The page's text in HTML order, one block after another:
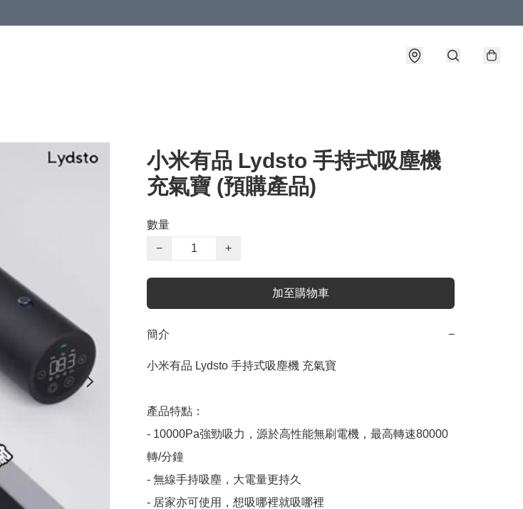
小米有品 Lydsto 手持式吸塵機
充氣寶 (預購產品)
數量
−
+
加至購物車
簡介 −
小米有品 Lydsto 手持式吸塵機 充氣寶
產品特點：
- 10000Pa強勁吸力，源於高性能無刷電機，最高轉速80000
轉/分鐘
- 無線手持吸塵，大電量更持久
- 居家亦可使用，想吸哪裡就吸哪裡